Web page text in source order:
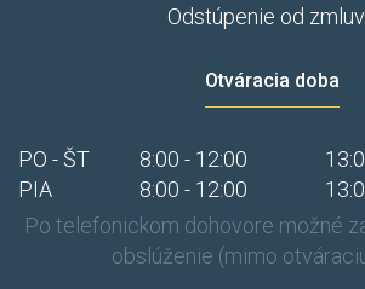
Odstúpenie od
Otváracia doba
PO - ŠT 8:00 - 12:00
PIA
8:00 - 12:00
Po telefonickom dohovore možné
obslúženie (mimo